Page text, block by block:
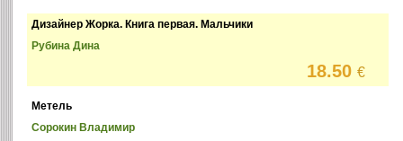
Дизайнер Жорка. Книга первая. Мальчики
Рубина Дина
18.50€
Метель
Сорокин Владимир